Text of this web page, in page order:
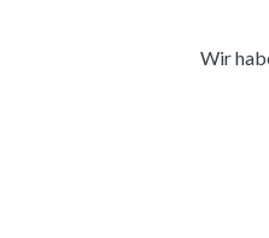
Wir